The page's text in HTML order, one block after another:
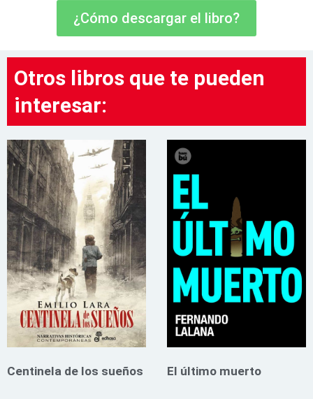
¿Cómo descargar el libro?
Otros libros que te pueden
interesar:
Centinela de los sueños El último muerto